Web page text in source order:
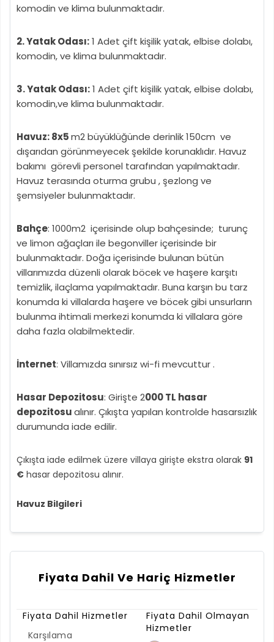
komodin ve klima bulunmaktadır.
2. Yatak Odası:1 Adet çift kişilik yatak, elbise dolabı,
komodin, ve klima bulunmaktadır.
3. Yatak Odası:1 Adet çift kişilik yatak, elbise dolabı,
komodin,ve klima bulunmaktadır.
Havuz: 8x5m2 büyüklüğünde derinlik 150cm ve
dışarıdan görünmeyecek şekilde korunaklıdır. Havuz
bakımı görevli personel tarafından yapılmaktadır.
Havuz terasında oturma grubu , şezlong ve
şemsiyeler bulunmaktadır.
Bahçe: 1000m2 içerisinde olup bahçesinde; turunç
ve limon ağaçları ile begonviller içerisinde bir
bulunmaktadır. Doğa içerisinde bulunan bütün
villarımızda düzenli olarak böcek ve haşere karşıtı
temizlik, ilaçlama yapılmaktadır. Buna karşın bu tarz
konumda ki villalarda haşere ve böcek gibi unsurların
bulunma ihtimali merkezi konumda ki villalara göre
daha fazla olabilmektedir.
İnternet: Villamızda sınırsız wi-fi mevcuttur .
Hasar Depozitosu: Girişte 2000 TL hasar
depozitosualınır. Çıkışta yapılan kontrolde hasarsızlık
durumunda iade edilir.
Çıkışta iade edilmek üzere villaya girişte ekstra olarak 91
€ hasar depozitosu alınır.
Havuz Bilgileri
Fiyata Dahil Ve Hariç Hizmetler
Fiyata Dahil Hizmetler
Karşılama
Fiyata Dahil Olmayan
Hizmetler